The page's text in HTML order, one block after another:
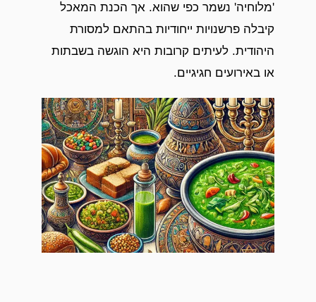
'מלוחיה' נשמר כפי שהוא. אך הכנת המאכל
קיבלה פרשנויות ייחודיות בהתאם למסורת
היהודית. לעיתים קרובות היא הוגשה בשבתות
או באירועים חגיגיים.